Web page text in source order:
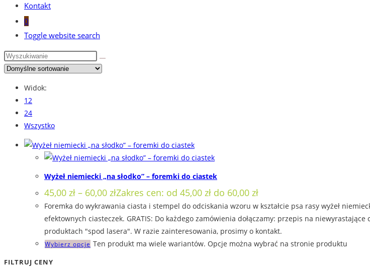
Kontakt
0
Toggle website search
Widok:
12
24
Wszystko
Wyżeł niemiecki „na słodko” – foremki do ciastek
45,00 zł – 60,00 złZakres cen: od 45,00 zł do 60,00 zł
Foremka do wykrawania ciasta i stempel do odciskania wzoru w kształcie psa rasy wyżeł
efektownych ciasteczek. GRATIS: Do każdego zamówienia dołączamy: przepis na
produktach "spod lasera". W razie zainteresowania, prosimy o kontakt.
Wybierz opcje Ten produkt ma wiele wariantów. Opcje można wybrać na stronie produktu
FILTRUJ CENY